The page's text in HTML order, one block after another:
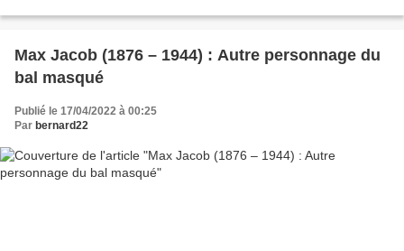
Max Jacob (1876 – 1944) : Autre personnage du
bal masqué
Publié le 17/04/2022 à 00:25
Par bernard22